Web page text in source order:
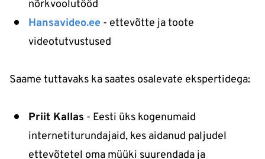
nõrkvoolutööd
Hansavideo.ee - ettevõtte ja toote
videotutvustused
Saame tuttavaks ka saates osalevate ekspertidega:
Priit Kallas - Eesti üks kogenumaid
internetiturundajaid, kes aidanud paljudel
ettevõtetel oma müüki suurendada ja